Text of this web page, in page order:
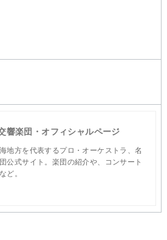
響楽団・オフィシャルページ
地方を代表するプロ・オーケストラ、名
公式サイト。楽団の紹介や、コンサート
ど。